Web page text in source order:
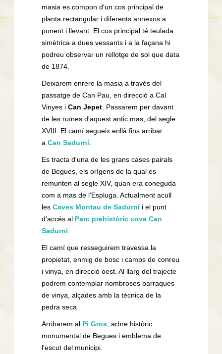
masia es compon d'un cos principal de
planta rectangular i diferents annexos a
ponent i llevant. El cos principal té teulada
simètrica a dues vessants i a la façana hi
podreu observar un rellotge de sol que data
de 1874.
Deixarem enrere la masia a través del
passatge de Can Pau, en direcció a Cal
Vinyes i Can Jepet. Passarem per davant
de les ruïnes d'aquest antic mas, del segle
XVIII. El camí segueix enllà fins arribar
a Can Sadurní.
Es tracta d'una de les grans cases pairals
de Begues, els orígens de la qual es
remunten al segle XIV, quan era coneguda
com a mas de l'Espluga. Actualment acull
les Caves Montau de Sadurníi el punt
d'accés al Parc prehistòric cova Can
Sadurní.
El camí que resseguirem travessa la
propietat, enmig de bosc i camps de conreu
i vinya, en direcció oest. Al llarg del trajecte
podrem contemplar nombroses barraques
de vinya, alçades amb la tècnica de la
pedra seca.
Arribarem al Pi Gros, arbre històric
monumental de Begues i emblema de
l'escut del municipi.